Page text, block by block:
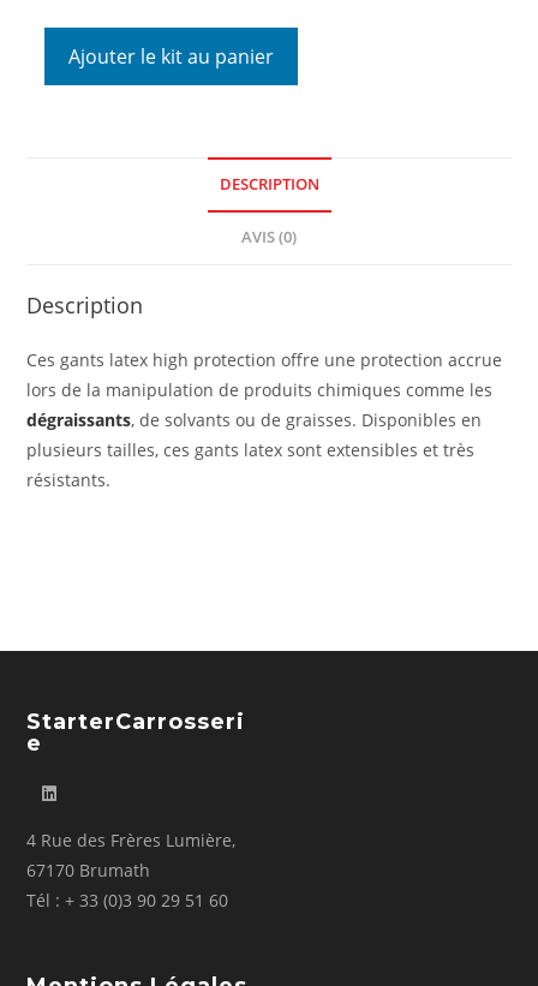
Ajouter le kit au panier
DESCRIPTION
AVIS (0)
Description
Ces gants latex high protection offre une protection accrue
lors de la manipulation de produits chimiques comme les
dégraissants, de solvants ou de graisses. Disponibles en
plusieurs tailles, ces gants latex sont extensibles et très
résistants.
StarterCarrosseri
E
4 Rue des Frères Lumière,
67170 Brumath
Tél : + 33 (0)3 90 29 51 60